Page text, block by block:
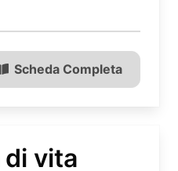
Scheda Completa
vita